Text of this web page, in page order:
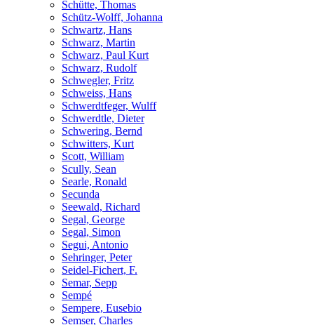
Schütte, Thomas
Schütz-Wolff, Johanna
Schwartz, Hans
Schwarz, Martin
Schwarz, Paul Kurt
Schwarz, Rudolf
Schwegler, Fritz
Schweiss, Hans
Schwerdtfeger, Wulff
Schwerdtle, Dieter
Schwering, Bernd
Schwitters, Kurt
Scott, William
Scully, Sean
Searle, Ronald
Secunda
Seewald, Richard
Segal, George
Segal, Simon
Segui, Antonio
Sehringer, Peter
Seidel-Fichert, F.
Semar, Sepp
Sempé
Sempere, Eusebio
Semser, Charles